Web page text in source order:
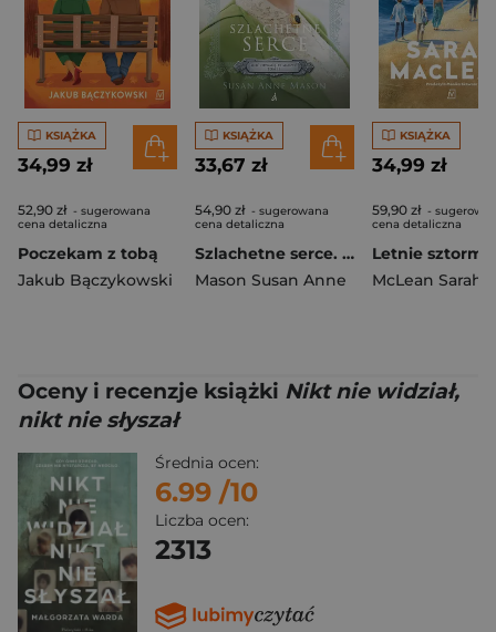
KSIĄŻKA
34,99 zł
52,90 zł - sugerowana
cena detaliczna
Poczekam z tobą
Jakub Bączykowski
KSIĄŻKA
33,67 zł
54,90 zł - sugerowana
cena detaliczna
Szlachetne serce. Mieć odwagę, by marzyć. Tom 2 wyd. 2026
Mason Susan Anne
KSIĄŻKA
34,99 zł
59,90 zł -
cena detaliczna
Letnie sztormy
McLean Sarah
Oceny i recenzje książki Nikt nie widział,
nikt nie słyszał
Średnia ocen:
6.99 /10
Liczba ocen:
2313